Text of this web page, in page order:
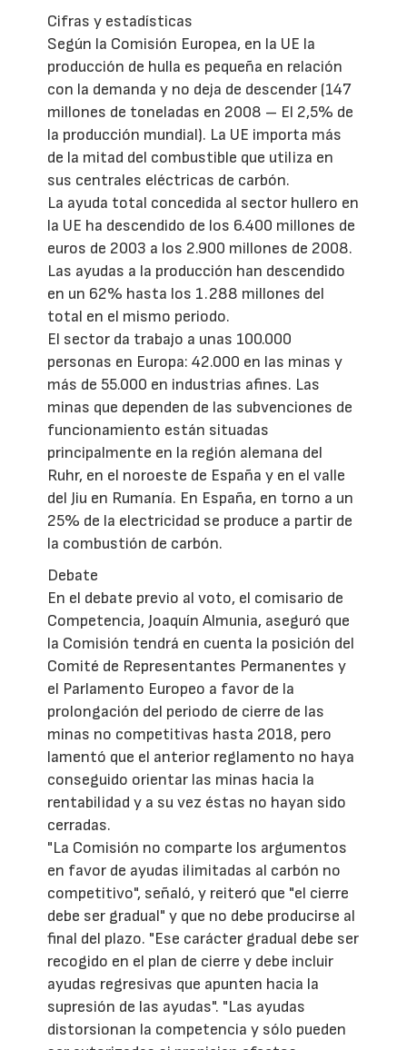
Cifras y estadísticas
Según la Comisión Europea, en la UE la
producción de hulla es pequeña en relación
con la demanda y no deja de descender (147
millones de toneladas en 2008 – El 2,5% de
la producción mundial). La UE importa más
de la mitad del combustible que utiliza en
sus centrales eléctricas de carbón.
La ayuda total concedida al sector hullero en
la UE ha descendido de los 6.400 millones de
euros de 2003 a los 2.900 millones de 2008.
Las ayudas a la producción han descendido
en un 62% hasta los 1.288 millones del
total en el mismo periodo.
El sector da trabajo a unas 100.000
personas en Europa: 42.000 en las minas y
más de 55.000 en industrias afines. Las
minas que dependen de las subvenciones de
funcionamiento están situadas
principalmente en la región alemana del
Ruhr, en el noroeste de España y en el valle
del Jiu en Rumanía. En España, en torno a un
25% de la electricidad se produce a partir de
la combustión de carbón.
Debate
En el debate previo al voto, el comisario de
Competencia, Joaquín Almunia, aseguró que
la Comisión tendrá en cuenta la posición del
Comité de Representantes Permanentes y
el Parlamento Europeo a favor de la
prolongación del periodo de cierre de las
minas no competitivas hasta 2018, pero
lamentó que el anterior reglamento no haya
conseguido orientar las minas hacia la
rentabilidad y a su vez éstas no hayan sido
cerradas.
"La Comisión no comparte los argumentos
en favor de ayudas ilimitadas al carbón no
competitivo", señaló, y reiteró que "el cierre
debe ser gradual" y que no debe producirse al
final del plazo. "Ese carácter gradual debe ser
recogido en el plan de cierre y debe incluir
ayudas regresivas que apunten hacia la
supresión de las ayudas". "Las ayudas
distorsionan la competencia y sólo pueden